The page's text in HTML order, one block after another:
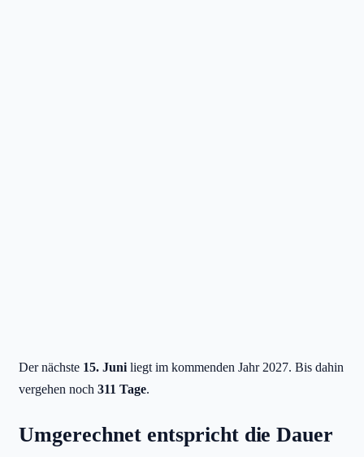
Der nächste 15. Juni liegt im kommenden Jahr 2027. Bis dahin
vergehen noch 311 Tage.
Umgerechnet entspricht die Dauer